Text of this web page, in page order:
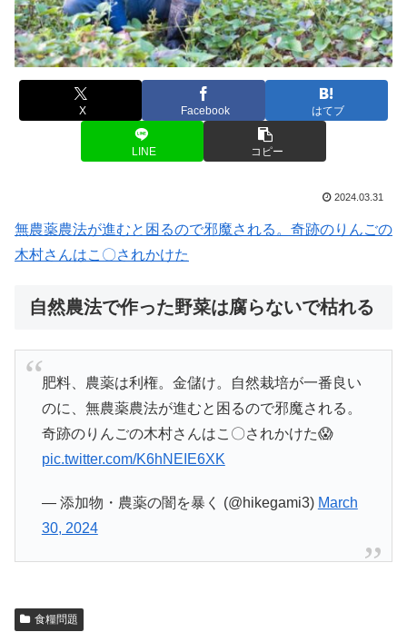
X Facebook はてブ
LINE コピー
2024.03.31
無農薬農法が進むと困るので邪魔される。奇跡のりんごの
木村さんはこ〇されかけた
自然農法で作った野菜は腐らないで枯れる
肥料、農薬は利権。金儲け。自然栽培が一番良い
のに、無農薬農法が進むと困るので邪魔される。
奇跡のりんごの木村さんはこ〇されかけた😱
pic.twitter.com/K6hNEIE6XK
— 添加物・農薬の闇を暴く (@hikegami3) March
30, 2024
食糧問題